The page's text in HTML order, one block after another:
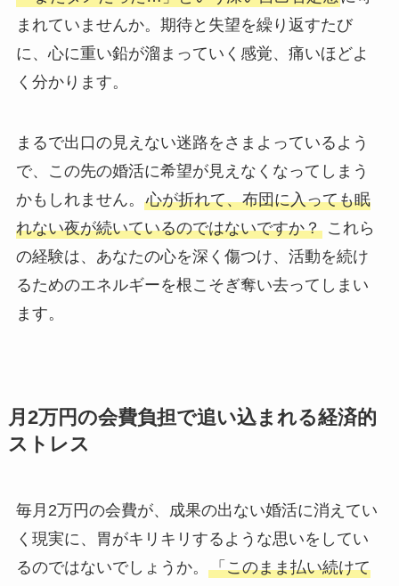
まれていませんか。期待と失望を繰り返すたび
に、心に重い鉛が溜まっていく感覚、痛いほどよ
く分かります。
まるで出口の見えない迷路をさまよっているよう
で、この先の婚活に希望が見えなくなってしまう
かもしれません。 心が折れて、布団に入っても眠
れない夜が続いているのではないですか？これら
の経験は、あなたの心を深く傷つけ、活動を続け
るためのエネルギーを根こそぎ奪い去ってしまい
ます。
月2万円の会費負担で追い込まれる経済的
ストレス
毎月2万円の会費が、成果の出ない婚活に消えてい
く現実に、胃がキリキリするような思いをしてい
るのではないでしょうか。 「このまま払い続けて